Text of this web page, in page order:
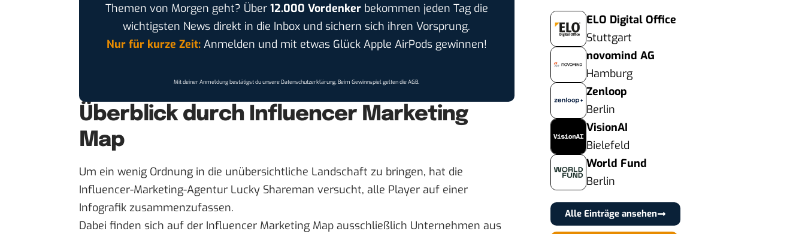
Themen von Morgen geht? Über 12.000 Vordenkerbekommen jeden Tag die
wichtigsten News direkt in die Inbox und sichern sich ihren Vorsprung.
Nur für kurze Zeit:Anmelden und mit etwas Glück Apple AirPods gewinnen!
Mit deiner Anmeldung bestätigst du unsereDatenschutzerklärung. Beim Gewinnspiel gelten dieAGB.
Überblick durch Influencer Marketing
Map
Um ein wenig Ordnung in die unübersichtliche Landschaft zu bringen, hat die
Influencer-Marketing-Agentur Lucky Shareman versucht, alle Player auf einer
Infografik zusammenzufassen.
Dabei finden sich auf der Influencer Marketing Map ausschließlich Unternehmen aus
ELO Digital Office
Stuttgart
novomind AG
Hamburg
Zenloop
Berlin
VisionAI
Bielefeld
World Fund
Berlin
Alle Einträge ansehen